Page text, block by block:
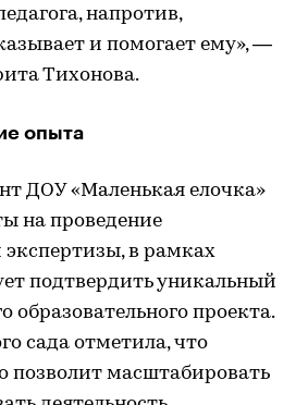
напротив,
и помогает ему», —
Тихонова.
опыта
ДОУ «Маленькая елочка»
на проведение
экспертизы, в рамках
подтвердить уникальный
образовательного проекта.
сада отметила, что
позволит масштабировать